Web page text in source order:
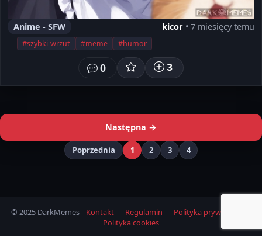
Anime - SFW kicor • 7 miesięcy temu
#szybki-wrzut #meme #humor
0 3
Następna →
Poprzednia 1 2 3 4
© 2025 DarkMemes Kontakt Regulamin
Polityka prywatności
Polityka cookies